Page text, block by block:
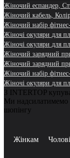
Жіночий еспандер,
Жіночий кабель,
Жіночий набір
Жіночі окуляри для
Жіночі окуляри для
Жіночий зарядний
Жіночий зарядний
Жіночий набір
Жіночі окуляри для
З INTERTOP
Ми надсилатимемо
шопінгу
Жінкам